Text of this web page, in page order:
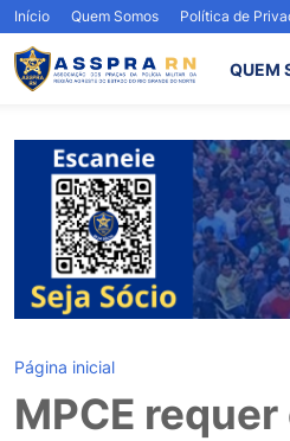
Início Quem Somos Política de
QUEM
Página inicial
MPCE